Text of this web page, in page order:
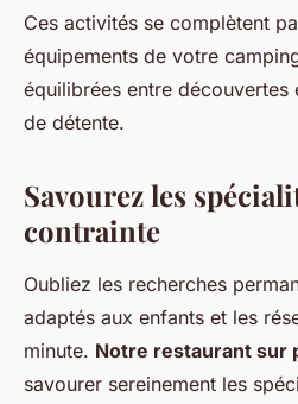
Ces activités se complètent
équipements de votre
équilibrées entre découvertes
de détente.
Savourez les
contrainte
Oubliez les recherches
adaptés aux enfants et les
minute. Notre restaurant sur
savourer sereinement les